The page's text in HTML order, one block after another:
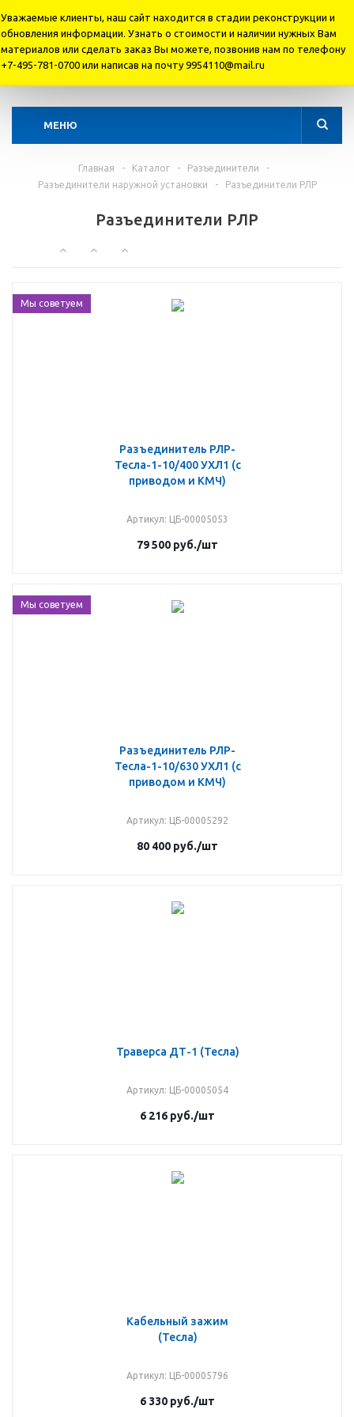
+7 495 781-07-00
МЕНЮ
Главная - Каталог - Разъединители
-
Разъединители наружной установки
- Разъединители РЛР
Разъединители РЛР
Мы советуем
Разъединитель РЛР-
Тесла-1-10/400 УХЛ1 (с
приводом и КМЧ)
Артикул: ЦБ-00005053
79 500 руб./шт
Мы советуем
Разъединитель РЛР-
Тесла-1-10/630 УХЛ1 (с
приводом и КМЧ)
Артикул: ЦБ-00005292
80 400 руб./шт
Траверса ДТ-1 (Тесла)
Артикул: ЦБ-00005054
6 216 руб./шт
Кабельный зажим
(Тесла)
Артикул: ЦБ-00005796
6 330 руб./шт
Уважаемые клиенты, наш сайт находится в стадии реконструкции и
обновления информации. Узнать о стоимости и наличии нужных Вам
материалов или cделать заказ Вы можете, позвонив нам по телефону
+7-495-781-0700 или написав на почту 9954110@mail.ru